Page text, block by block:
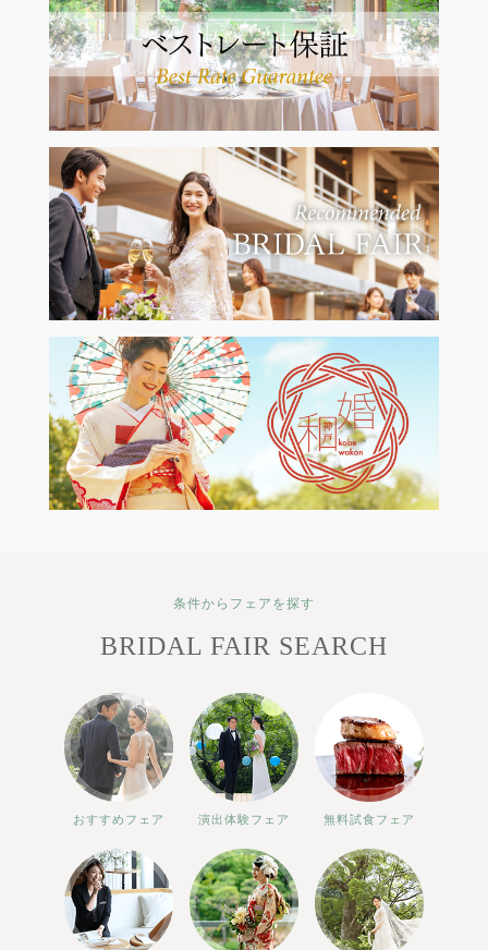
条件からフェアを探す
BRIDAL FAIR SEARCH
おすすめフェア 演出体験フェア 無料試食フェア